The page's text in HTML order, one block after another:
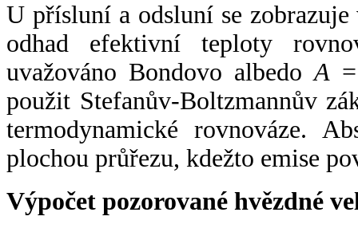
U přísluní a odsluní se
odhad efektivní teploty
uvažováno Bondovo albedoA
použit Stefanův-Boltzmannův
termodynamické rovnováze.
plochou průřezu, kdežto emise
Výpočet pozorované hvězdné